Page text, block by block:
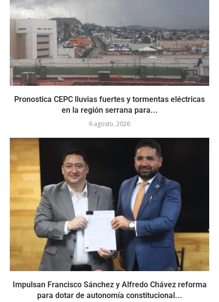
Pronostica CEPC lluvias fuertes y tormentas eléctricas
en la región serrana para...
6 agosto, 2026
Impulsan Francisco Sánchez y Alfredo Chávez reforma
para dotar de autonomía constitucional...